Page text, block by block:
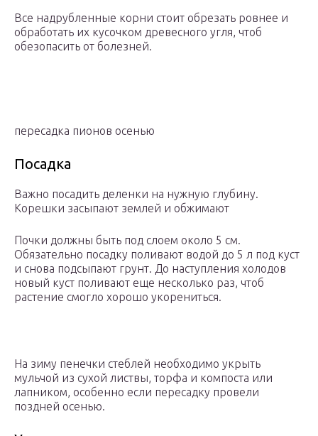
Все надрубленные корни стоит обрезать ровнее и
обработать их кусочком древесного угля, чтоб
обезопасить от болезней.
пересадка пионов осенью
Посадка
Важно посадить деленки на нужную глубину.
Корешки засыпают землей и обжимают
Почки должны быть под слоем около 5 см.
Обязательно посадку поливают водой до 5 л под куст
и снова подсыпают грунт. До наступления холодов
новый куст поливают еще несколько раз, чтоб
растение смогло хорошо укорениться.
На зиму пенечки стеблей необходимо укрыть
мульчой из сухой листвы, торфа и компоста или
лапником, особенно если пересадку провели
поздней осенью.